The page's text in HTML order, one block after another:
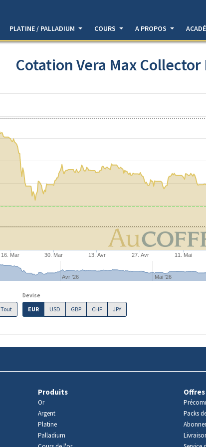
PLATINE / PALLADIUM COURS A PROPOS
Cotation Vera Max
16. Mar 30. Mar 13. Avr 27. Avr 11. Mai
Avr '26 Mai '26
Tout
Devise
EUR
USD GBP CHF JPY
Produits
Or
Argent
Platine
Palladium
Offres
Packs